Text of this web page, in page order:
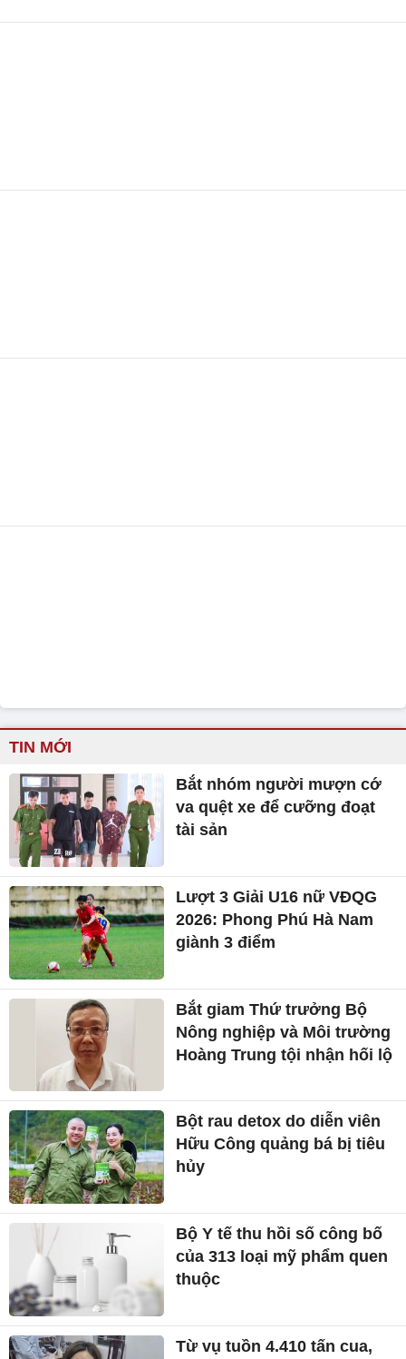
TIN MỚI
Bắt nhóm người mượn cớ
va quệt xe để cưỡng đoạt
tài sản
Lượt 3 Giải U16 nữ VĐQG
2026: Phong Phú Hà Nam
giành 3 điểm
Bắt giam Thứ trưởng Bộ
Nông nghiệp và Môi trường
Hoàng Trung tội nhận hối lộ
Bột rau detox do diễn viên
Hữu Công quảng bá bị tiêu
hủy
Bộ Y tế thu hồi số công bố
của 313 loại mỹ phẩm quen
thuộc
Từ vụ tuồn 4.410 tấn cua,